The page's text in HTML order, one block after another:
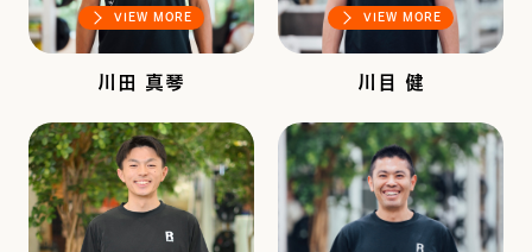
VIEW MORE
川田 真琴
VIEW MORE
川目 健